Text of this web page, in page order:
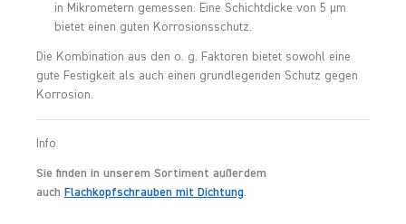
in Mikrometern gemessen. Eine Schichtdicke von 5 µm
bietet einen guten Korrosionsschutz.
Die Kombination aus den o. g. Faktoren bietet sowohl eine
gute Festigkeit als auch einen grundlegenden Schutz gegen
Korrosion.
Info
Sie finden in unserem Sortiment außerdem
auch Flachkopfschrauben mit Dichtung